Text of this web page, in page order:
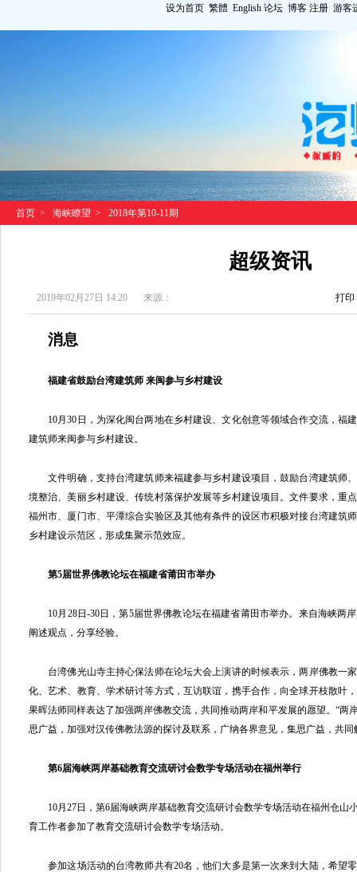
设为首页 繁體 English 论坛 博客 注册 游客
首页 > 海峡瞭望 > 2018年第10-11期
超级资讯
2019年02月27日 14:20 来源： 打印
消息
福建省鼓励台湾建筑师 来闽参与乡村建设
10月30日，为深化闽台两地在乡村建设、文化创意等领域合作交流，福
建筑师来闽参与乡村建设。
文件明确，支持台湾建筑师来福建参与乡村建设项目，鼓励台湾建筑师
境整治、美丽乡村建设、传统村落保护发展等乡村建设项目。文件要求，重
福州市、厦门市、平潭综合实验区及其他有条件的设区市积极对接台湾建筑
乡村建设示范区，形成集聚示范效应。
第5届世界佛教论坛在福建省莆田市举办
10月28日-30日，第5届世界佛教论坛在福建省莆田市举办。来自海峡两
阐述观点，分享经验。
台湾佛光山寺主持心保法师在论坛大会上演讲的时候表示，两岸佛教一
化、艺术、教育、学术研讨等方式，互访联谊，携手合作，向全球开枝散叶
果晖法师同样表达了加强两岸佛教交流，共同推动两岸和平发展的愿望。“两
思广益，加强对汉传佛教法源的探讨及联系，广纳各界意见，集思广益，共
第6届海峡两岸基础教育交流研讨会数学专场活动在福州举行
10月27日，第6届海峡两岸基础教育交流研讨会数学专场活动在福州仓山
育工作者参加了教育交流研讨会数学专场活动。
参加这场活动的台湾教师共有20名，他们大多是第一次来到大陆，希望